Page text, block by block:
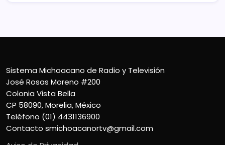
Sistema Michoacano de Radio y Televisión
José Rosas Moreno #200
Colonia Vista Bella
CP 58090, Morelia, México
Teléfono (01) 4431136900
Contacto smichoacanortv@gmail.com